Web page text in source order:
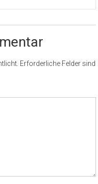
Erforderliche Felder sind